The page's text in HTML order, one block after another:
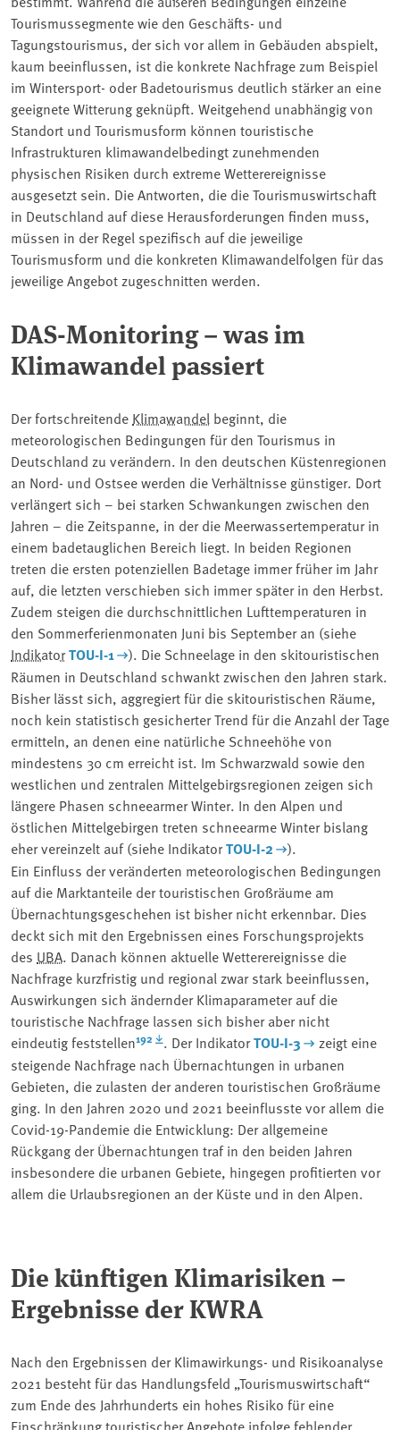
Tourismussegmente wie den Geschäfts- und
Tagungstourismus, der sich vor allem in Gebäuden abspielt,
kaum beeinflussen, ist die konkrete Nachfrage zum Beispiel
im Wintersport- oder Badetourismus deutlich stärker an eine
geeignete Witterung geknüpft. Weitgehend unabhängig von
Standort und Tourismusform können touristische
Infrastrukturen klimawandelbedingt zunehmenden
physischen Risiken durch extreme Wetterereignisse
ausgesetzt sein. Die Antworten, die die Tourismuswirtschaft
in Deutschland auf diese Herausforderungen finden muss,
müssen in der Regel spezifisch auf die jeweilige
Tourismusform und die konkreten Klimawandelfolgen für das
jeweilige Angebot zugeschnitten werden.
DAS-Monitoring – was im
Klimawandel passiert
Der fortschreitende Klimawandel beginnt, die
meteorologischen Bedingungen für den Tourismus in
Deutschland zu verändern. In den deutschen Küstenregionen
an Nord- und Ostsee werden die Verhältnisse günstiger. Dort
verlängert sich – bei starken Schwankungen zwischen den
Jahren – die Zeitspanne, in der die Meerwassertemperatur in
einem badetauglichen Bereich liegt. In beiden Regionen
treten die ersten potenziellen Badetage immer früher im Jahr
auf, die letzten verschieben sich immer später in den Herbst.
Zudem steigen die durchschnittlichen Lufttemperaturen in
den Sommerferienmonaten Juni bis September an (siehe
IndikatorTOU-I-1
). Die Schneelage in den skitouristischen
Räumen in Deutschland schwankt zwischen den Jahren stark.
Bisher lässt sich, aggregiert für die skitouristischen Räume,
noch kein statistisch gesicherter Trend für die Anzahl der Tage
ermitteln, an denen eine natürliche Schneehöhe von
mindestens 30 cm erreicht ist. Im Schwarzwald sowie den
westlichen und zentralen Mittelgebirgsregionen zeigen sich
längere Phasen schneearmer Winter. In den Alpen und
östlichen Mittelgebirgen treten schneearme Winter bislang
eher vereinzelt auf (siehe IndikatorTOU-I-2
).
Ein Einfluss der veränderten meteorologischen Bedingungen
auf die Marktanteile der touristischen Großräume am
Übernachtungsgeschehen ist bisher nicht erkennbar. Dies
deckt sich mit den Ergebnissen eines Forschungsprojekts
des UBA. Danach können aktuelle Wetterereignisse die
Nachfrage kurzfristig und regional zwar stark beeinflussen,
Auswirkungen sich ändernder Klimaparameter auf die
touristische Nachfrage lassen sich bisher aber nicht
eindeutig feststellen192 . Der IndikatorTOU-I-3
zeigt eine
steigende Nachfrage nach Übernachtungen in urbanen
Gebieten, die zulasten der anderen touristischen Großräume
ging. In den Jahren 2020 und 2021 beeinflusste vor allem die
Covid-19-Pandemie die Entwicklung: Der allgemeine
Rückgang der Übernachtungen traf in den beiden Jahren
insbesondere die urbanen Gebiete, hingegen profitierten vor
allem die Urlaubsregionen an der Küste und in den Alpen.
Die künftigen Klimarisiken –
Ergebnisse der KWRA
Nach den Ergebnissen der Klimawirkungs- und Risikoanalyse
2021 besteht für das Handlungsfeld „Tourismuswirtschaft“
zum Ende des Jahrhunderts ein hohes Risiko für eine
Einschränkung touristischer Angebote infolge fehlender